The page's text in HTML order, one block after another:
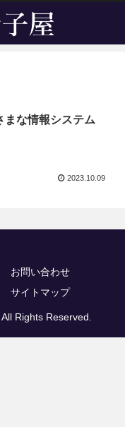
まな情報システム
2023.10.09
お問い合わせ
サイトマップ
Rights Reserved.